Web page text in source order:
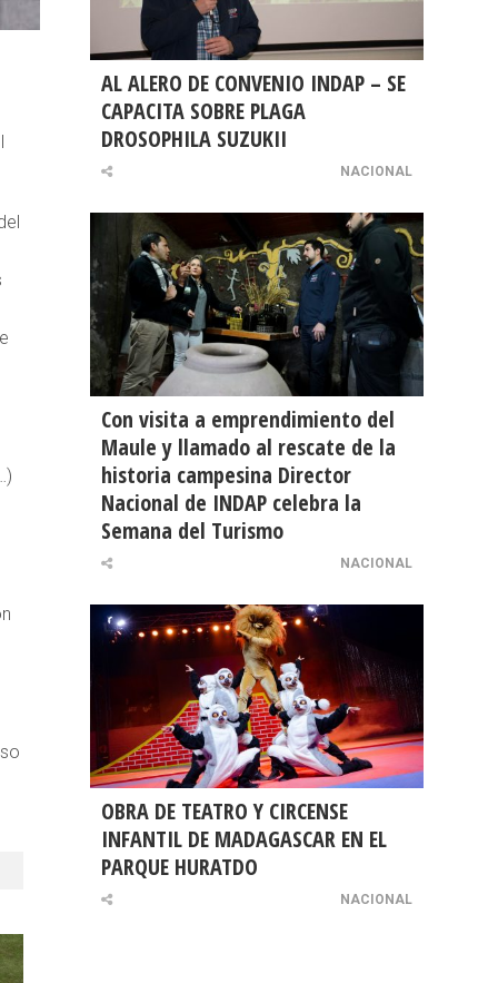
AL ALERO DE CONVENIO INDAP – SE
CAPACITA SOBRE PLAGA
DROSOPHILA SUZUKII
NACIONAL
Con visita a emprendimiento del
Maule y llamado al rescate de la
historia campesina Director
Nacional de INDAP celebra la
Semana del Turismo
NACIONAL
OBRA DE TEATRO Y CIRCENSE
INFANTIL DE MADAGASCAR EN EL
PARQUE HURATDO
NACIONAL